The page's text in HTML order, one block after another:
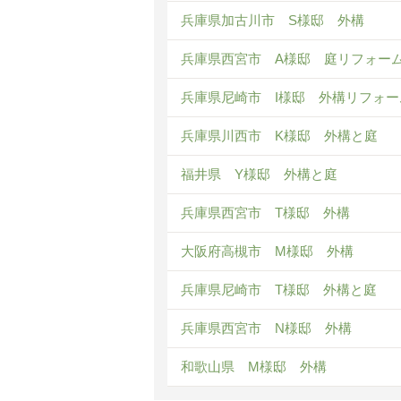
兵庫県加古川市 S様邸 外構
兵庫県西宮市 A様邸 庭リフォー
兵庫県尼崎市 I様邸 外構リフォー
兵庫県川西市 K様邸 外構と庭
福井県 Y様邸 外構と庭
兵庫県西宮市 T様邸 外構
大阪府高槻市 M様邸 外構
兵庫県尼崎市 T様邸 外構と庭
兵庫県西宮市 N様邸 外構
和歌山県 M様邸 外構